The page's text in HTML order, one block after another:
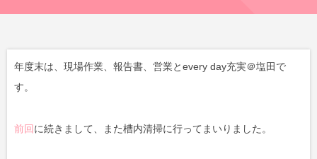
年度末は、現場作業、報告書、営業とevery day充実＠塩田で
す。
前回 に続きまして、また槽内清掃に行ってまいりました。